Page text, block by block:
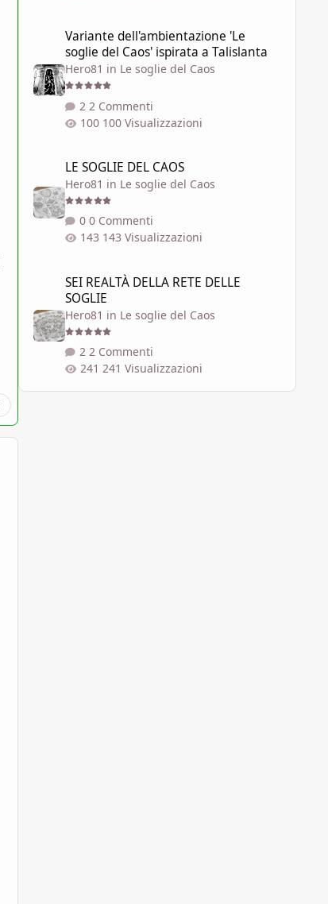
Variante dell'ambientazione 'Le
soglie del Caos' ispirata a Talislanta
Hero81 in Le soglie del Caos
2 Commenti
100 Visualizzazioni
LE SOGLIE DEL CAOS
Hero81 in Le soglie del Caos
0 Commenti
143 Visualizzazioni
SEI REALTÀ DELLA RETE DELLE
SOGLIE
Hero81 in Le soglie del Caos
2 Commenti
241 Visualizzazioni